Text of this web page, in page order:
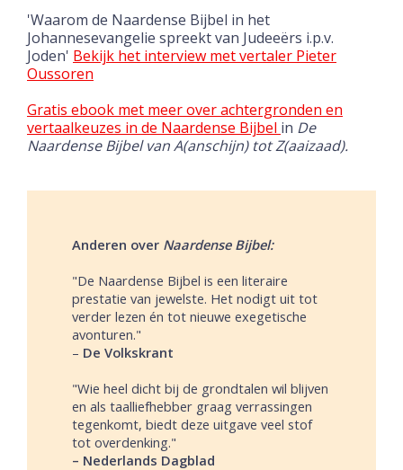
'Waarom de Naardense Bijbel in het
Johannesevangelie spreekt van Judeeërs i.p.v.
Joden' Bekijk het interview met vertaler Pieter
Oussoren
Gratis ebook met meer over achtergronden en
vertaalkeuzes in de Naardense Bijbel in De
Naardense Bijbel van A(anschijn) totZ(aaizaad).
Anderen over Naardense Bijbel:
"De Naardense Bijbel is een literaire
prestatie van jewelste. Het nodigt uit tot
verder lezen én tot nieuwe exegetische
avonturen."
– De Volkskrant
"Wie heel dicht bij de grondtalen wil blijven
en als taalliefhebber graag verrassingen
tegenkomt, biedt deze uitgave veel stof
tot overdenking."
– Nederlands Dagblad